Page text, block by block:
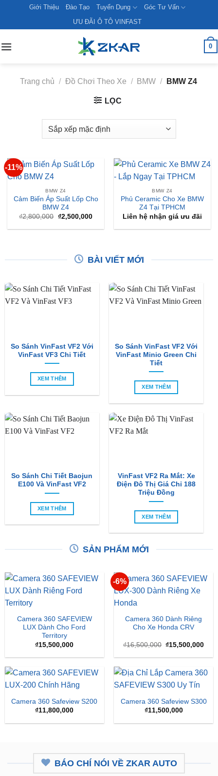
content
Giới Thiệu Đào Tạo Tuyển Dụng
Góc Tư Vấn
ƯU ĐÃI Ô TÔ VINFAST
0
Trang chủ / Đồ Chơi Theo Xe / BMW / BMW Z4
LỌC
-11%
BMW Z4
Cảm Biến Áp Suất Lốp Cho
BMW Z4
₫2,800,000 Giá
gốc
là:
₫2,500,000Giá
tại
BMW Z4
Phủ Ceramic Cho Xe BMW
Z4 Tại TPHCM
Liên hệ nhận giá ưu đãi
BÀI VIẾT MỚI
So Sánh VinFast VF2 Với
VinFast VF3 Chi Tiết
XEM THÊM
So Sánh VinFast VF2 Với
VinFast Minio Green Chi
Tiết
XEM THÊM
So Sánh Chi Tiết Baojun
E100 Và VinFast VF2
XEM THÊM
VinFast VF2 Ra Mắt: Xe
Điện Đô Thị Giá Chỉ 188
Triệu Đồng
XEM THÊM
SẢN PHẨM MỚI
Camera 360 SAFEVIEW
LUX Dành Cho Ford
Territory
₫15,500,000
-6%
Camera 360 Dành Riêng
Cho Xe Honda CRV
₫16,500,000 Giá
là:
₫15,500,000Giá
tại
Camera 360 Safeview S200
₫11,800,000
Camera 360 Safeview S300
₫11,500,000
BÁO CHÍ NÓI VỀ ZKAR AUTO